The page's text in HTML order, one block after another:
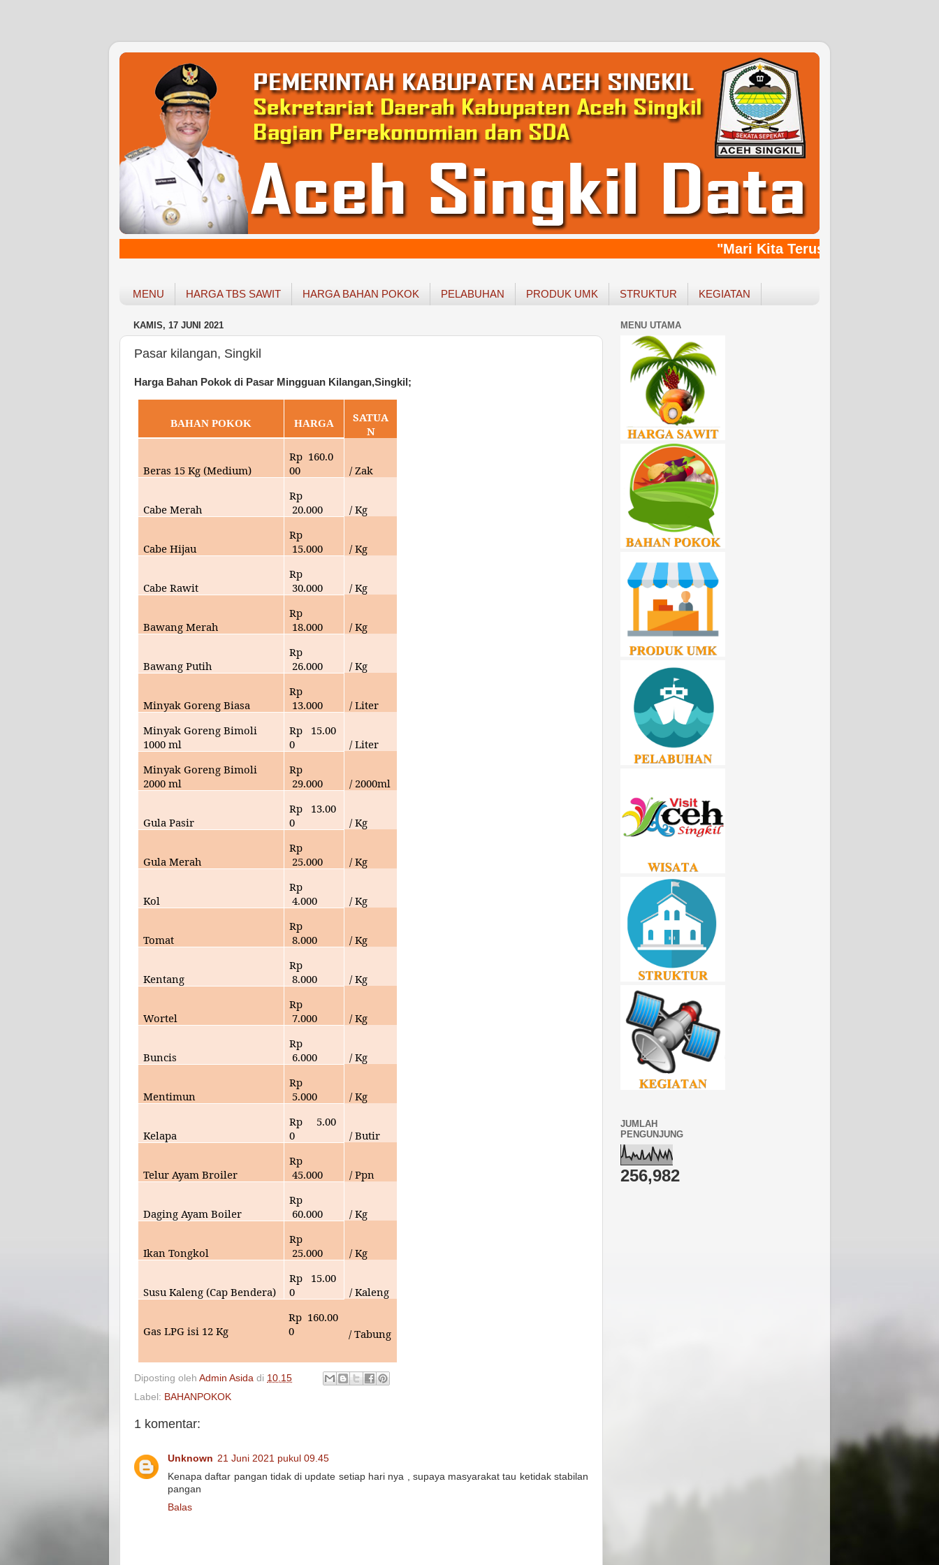
"Mari Kita Terus Bersinergy,
MENU HARGA TBS SAWIT HARGA BAHAN POKOK PELABUHAN PRODUK UMK STRUKTUR KEGIATAN
KAMIS, 17 JUNI 2021
Pasar kilangan, Singkil
Harga Bahan Pokok di Pasar Mingguan Kilangan,Singkil;
BAHAN POKOK HARGA
SATUA
N
Beras 15 Kg (Medium)
Rp 160.0
00
/ Zak
Cabe Merah
Rp
20.000 / Kg
Cabe Hijau
Rp
15.000 / Kg
Cabe Rawit
Rp
30.000 / Kg
Bawang Merah
Rp
18.000 / Kg
Bawang Putih
Rp
26.000 / Kg
Minyak Goreng Biasa
Rp
13.000
/ Liter
Minyak Goreng Bimoli
1000 ml
Rp
15.00
0
/ Liter
Minyak Goreng Bimoli
2000 ml
Rp
29.000 / 2000ml
Gula Pasir
Rp
13.00
0
/ Kg
Gula Merah
Rp
25.000 / Kg
Kol
Rp
4.000 / Kg
Tomat
Rp
8.000 / Kg
Kentang
Rp
8.000 / Kg
Wortel
Rp
7.000 / Kg
Buncis
Rp
6.000 / Kg
Mentimun
Rp
5.000 / Kg
Kelapa
Rp
5.00
0
/ Butir
Telur Ayam Broiler
Rp
45.000 / Ppn
Daging Ayam Boiler
Rp
60.000 / Kg
Ikan Tongkol
Rp
25.000 / Kg
Susu Kaleng (Cap Bendera)
Rp
15.00
0
/ Kaleng
Gas LPG isi 12 Kg
Rp 160.00
0
/ Tabung
Diposting oleh Admin Asida di 10.15
Label: BAHANPOKOK
1 komentar:
Unknown 21 Juni 2021 pukul 09.45
Kenapa daftar pangan tidak di update setiap hari nya , supaya masyarakat tau ketidak stabilan
pangan
Balas
MENU UTAMA
JUMLAH
PENGUNJUNG
256,982